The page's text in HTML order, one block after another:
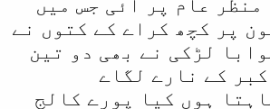
منظر عام پر آئی جس میں
پر کچھ کراے کے کتوں نے
لڑکی نے بھی دو تین
کے نارے لگاے
ہوں کیا پورے کالج